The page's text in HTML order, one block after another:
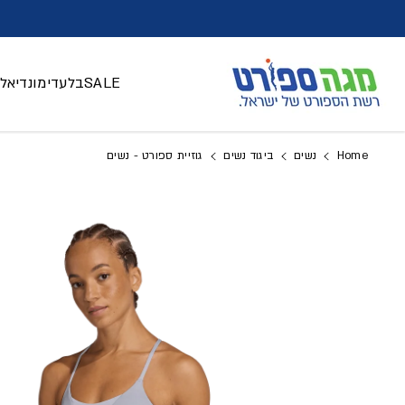
SALEבלעדימונדיאל 2026
Home נשים ביגוד נשים גוזיית ספורט - נשים